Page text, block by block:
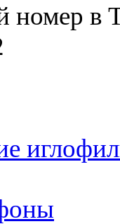
номер в